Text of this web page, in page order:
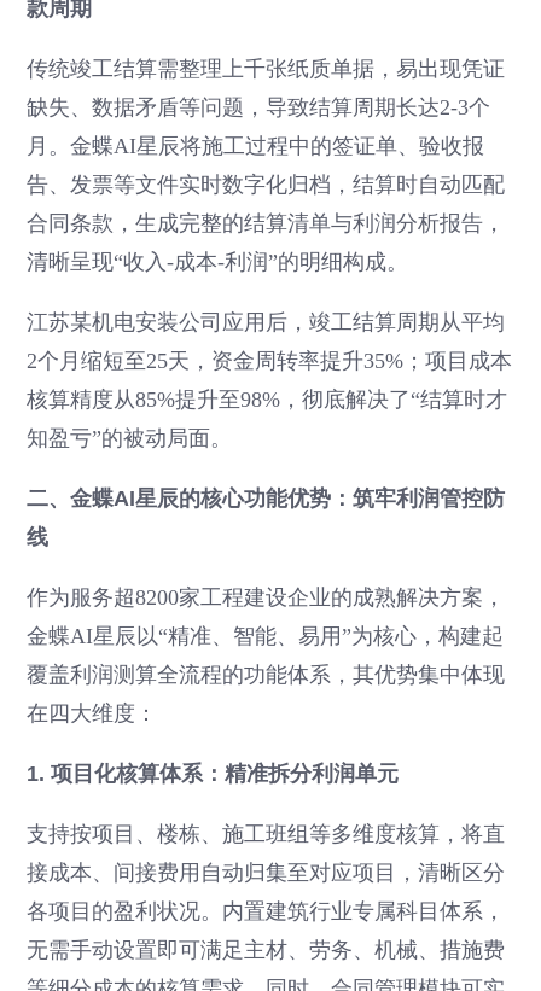
款周期
传统竣工结算需整理上千张纸质单据，易出现凭证
缺失、数据矛盾等问题，导致结算周期长达2-3个
月。金蝶AI星辰将施工过程中的签证单、验收报
告、发票等文件实时数字化归档，结算时自动匹配
合同条款，生成完整的结算清单与利润分析报告，
清晰呈现“收入-成本-利润”的明细构成。
江苏某机电安装公司应用后，竣工结算周期从平均
2个月缩短至25天，资金周转率提升35%；项目成本
核算精度从85%提升至98%，彻底解决了“结算时才
知盈亏”的被动局面。
二、金蝶AI星辰的核心功能优势：筑牢利润管控防
线
作为服务超8200家工程建设企业的成熟解决方案，
金蝶AI星辰以“精准、智能、易用”为核心，构建起
覆盖利润测算全流程的功能体系，其优势集中体现
在四大维度：
1. 项目化核算体系：精准拆分利润单元
支持按项目、楼栋、施工班组等多维度核算，将直
接成本、间接费用自动归集至对应项目，清晰区分
各项目的盈利状况。内置建筑行业专属科目体系，
无需手动设置即可满足主材、劳务、机械、措施费